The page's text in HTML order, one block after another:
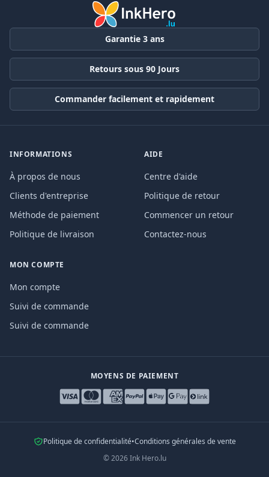
Garantie 3 ans
Retours sous 90 Jours
Commander facilement et rapidement
INFORMATIONS
À propos de nous
Clients d'entreprise
Méthode de paiement
Politique de livraison
AIDE
Centre d'aide
Politique de retour
Commencer un retour
Contactez-nous
MON COMPTE
Mon compte
Suivi de commande
Suivi de commande
MOYENS DE PAIEMENT
Politique de confidentialité•Conditions générales de vente
©2026 Ink Hero.lu